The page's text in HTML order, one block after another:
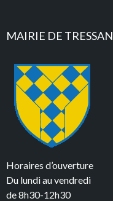
MAIRIE DE TRESSAN
Horaires d’ouverture
Du lundi au vendredi
de 8h30-12h30